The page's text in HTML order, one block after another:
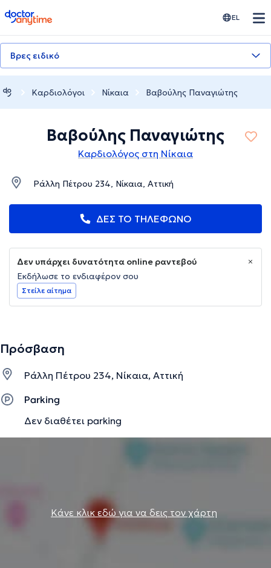
doctoranytime EL
Βρες ειδικό
Καρδιολόγοι Νίκαια Βαβούλης Παναγιώτης
Βαβούλης Παναγιώτης
Καρδιολόγος στη Νίκαια
Ράλλη Πέτρου 234, Νίκαια, Αττική
ΔΕΣ ΤΟ ΤΗΛΕΦΩΝΟ
Δεν υπάρχει δυνατότητα online ραντεβού
Εκδήλωσε το ενδιαφέρον σου
Στείλε αίτημα
Πρόσβαση
Ράλλη Πέτρου 234, Νίκαια, Αττική
Parking
Δεν διαθέτει parking
Κάνε κλικ εδώ για να δεις τον χάρτη